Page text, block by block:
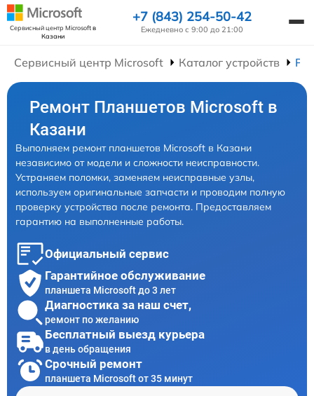
Сервисный центр Microsoftв
Казани
+7 (843) 254-50-42
Ежедневно с 9:00 до 21:00
Сервисный центр Microsoft Каталог устройств
Ремонт Планшетов Microsoft в
Казани
Выполняем ремонт планшетов Microsoft в Казани
независимо от модели и сложности неисправности.
Устраняем поломки, заменяем неисправные узлы,
используем оригинальные запчасти и проводим полную
проверку устройства после ремонта. Предоставляем
гарантию на выполненные работы.
Официальный сервис
Гарантийное обслуживание
планшета Microsoft до 3 лет
Диагностика за наш счет,
ремонт по желанию
Бесплатный выезд курьера
в день обращения
Срочный ремонт
планшета Microsoft от 35 минут